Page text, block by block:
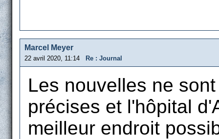
Marcel Meyer
22 avril 2020, 11:14 Re : Journal
Les nouvelles ne
précises et l'hôpital
meilleur endroit